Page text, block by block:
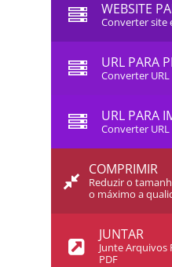
WEBSITE
Converter site
URL PARA
Converter URL
URL PARA
Converter
COMPRIMIR
Reduzir o
o máximo a
JUNTAR
Junte Arquivos
PDF